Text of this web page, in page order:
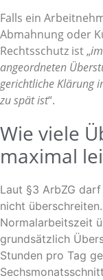
Falls ein
Abmahnung oder
Rechtsschutz ist „
angeordneten
gerichtliche Klärung
zu spät ist“.
Wie viele
maximal
Laut §3 ArbZG
nicht
Normalarbeitszeit
grundsätzlich
Stunden pro Tag